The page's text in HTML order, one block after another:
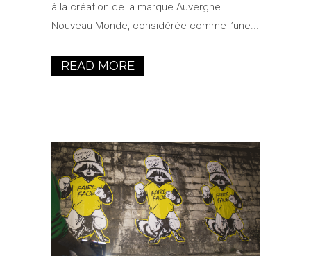
à la création de la marque Auvergne
Nouveau Monde, considérée comme l’une...
READ MORE